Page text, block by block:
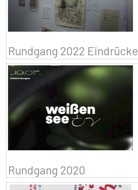
Rundgang 2022 Eindrücke
Rundgang 2020